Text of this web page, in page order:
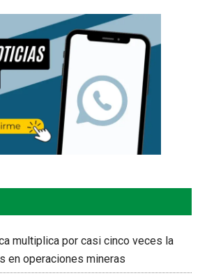
multiplica por casi cinco veces la
en operaciones mineras